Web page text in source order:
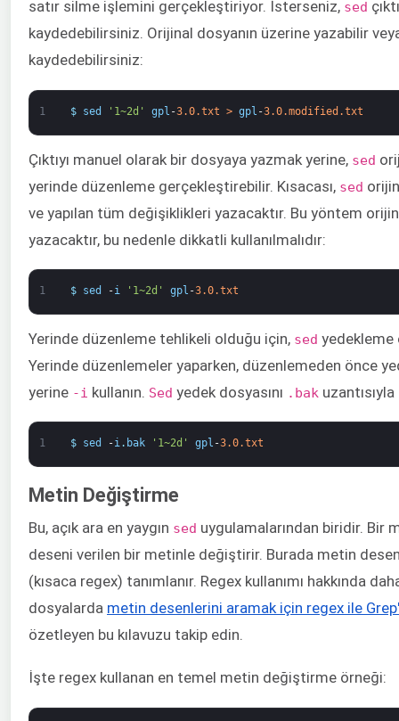
satır silme işlemini gerçekleştiriyor. İsterseniz, sed
kaydedebilirsiniz. Orijinal dosyanın üzerine yazabilir
kaydedebilirsiniz:
1 $ sed '1~2d' gpl -3.0.txt > gpl -3.0.modified.txt
Çıktıyı manuel olarak bir dosyaya yazmak yerine, sed
yerinde düzenleme gerçekleştirebilir. Kısacası, sed
ve yapılan tüm değişiklikleri yazacaktır. Bu yöntem
yazacaktır, bu nedenle dikkatli kullanılmalıdır:
1 $ sed -i '1~2d' gpl -3.0.txt
Yerinde düzenleme tehlikeli olduğu için, sed yedekleme
Yerinde düzenlemeler yaparken, düzenlemeden önce
yerine -i kullanın. Sed yedek dosyasını .bak
1 $ sed -i. bak '1~2d' gpl -3.0.txt
Metin Değiştirme
Bu, açık ara en yaygın sed uygulamalarından biridir. Bir
deseni verilen bir metinle değiştirir. Burada metin
(kısaca regex) tanımlanır. Regex kullanımı hakkında
dosyalarda metin desenlerini aramak için regex ile
özetleyen bu kılavuzu takip edin.
İşte regex kullanan en temel metin değiştirme örneği: